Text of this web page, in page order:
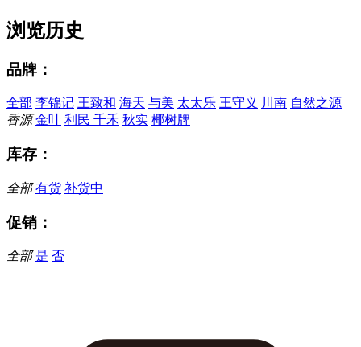
浏览历史
品牌：
全部 李锦记 王致和 海天 与美 太太乐 王守义 川南 自然之源
香源 金叶 利民 千禾 秋实 椰树牌
库存：
全部 有货 补货中
促销：
全部 是 否